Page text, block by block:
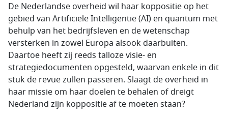
De Nederlandse overheid wil haar koppositie op het
gebied van Artificiële Intelligentie (AI) en quantum met
behulp van het bedrijfsleven en de wetenschap
versterken in zowel Europa alsook daarbuiten.
Daartoe heeft zij reeds talloze visie- en
strategiedocumenten opgesteld, waarvan enkele in dit
stuk de revue zullen passeren. Slaagt de overheid in
haar missie om haar doelen te behalen of dreigt
Nederland zijn koppositie af te moeten staan?